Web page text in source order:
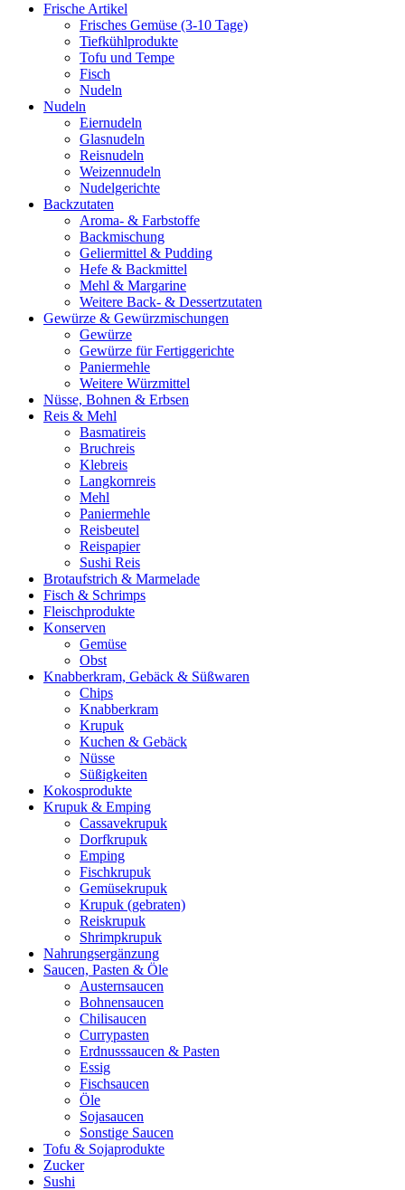
Frische Artikel
Frisches Gemüse (3-10 Tage)
Tiefkühlprodukte
Tofu und Tempe
Fisch
Nudeln
Nudeln
Eiernudeln
Glasnudeln
Reisnudeln
Weizennudeln
Nudelgerichte
Backzutaten
Aroma- & Farbstoffe
Backmischung
Geliermittel & Pudding
Hefe & Backmittel
Mehl & Margarine
Weitere Back- & Dessertzutaten
Gewürze & Gewürzmischungen
Gewürze
Gewürze für Fertiggerichte
Paniermehle
Weitere Würzmittel
Nüsse, Bohnen & Erbsen
Reis & Mehl
Basmatireis
Bruchreis
Klebreis
Langkornreis
Mehl
Paniermehle
Reisbeutel
Reispapier
Sushi Reis
Brotaufstrich & Marmelade
Fisch & Schrimps
Fleischprodukte
Konserven
Gemüse
Obst
Knabberkram, Gebäck & Süßwaren
Chips
Knabberkram
Krupuk
Kuchen & Gebäck
Nüsse
Süßigkeiten
Kokosprodukte
Krupuk & Emping
Cassavekrupuk
Dorfkrupuk
Emping
Fischkrupuk
Gemüsekrupuk
Krupuk (gebraten)
Reiskrupuk
Shrimpkrupuk
Nahrungsergänzung
Saucen, Pasten & Öle
Austernsaucen
Bohnensaucen
Chilisaucen
Currypasten
Erdnusssaucen & Pasten
Essig
Fischsaucen
Öle
Sojasaucen
Sonstige Saucen
Tofu & Sojaprodukte
Zucker
Sushi